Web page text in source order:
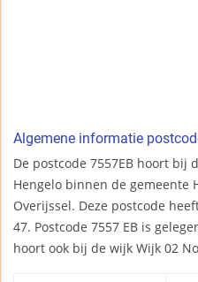
Algemene informatie
De postcode 7557EB hoort bij
Hengelo binnen de gemeente
Overijssel. Deze postcode
47. Postcode 7557 EB is
hoort ook bij de wijk Wijk 02